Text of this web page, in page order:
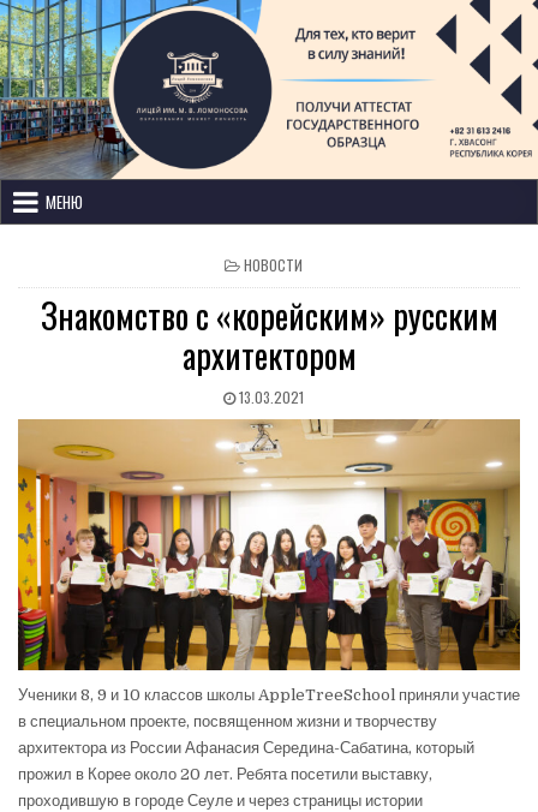
Лицей имени М. В. Ломоносова
с изучением иностранных языков
МЕНЮ
НОВОСТИ
Знакомство с «корейским» русским
архитектором
13.03.2021
Ученики 8, 9 и 10 классов школы AppleTreeSchool приняли участие
в специальном проекте, посвященном жизни и творчеству
архитектора из России Афанасия Середина-Сабатина, который
прожил в Корее около 20 лет. Ребята посетили выставку,
проходившую в городе Сеуле и через страницы истории